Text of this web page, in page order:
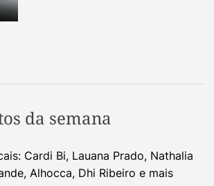
da semana
Cardi Bi, Lauana Prado, Nathalia
Alhocca, Dhi Ribeiro e mais